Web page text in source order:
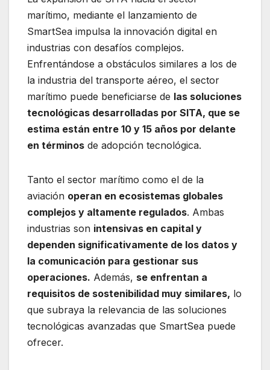
marítimo, mediante el lanzamiento de
SmartSea impulsa la innovación digital en
industrias con desafíos complejos.
Enfrentándose a obstáculos similares a los de
la industria del transporte aéreo, el sector
marítimo puede beneficiarse de las soluciones
tecnológicas desarrolladas por SITA, que se
estima están entre 10 y 15 años por delante
en términos de adopción tecnológica.
Tanto el sector marítimo como el de la
aviación operan en ecosistemas globales
complejos y altamente regulados. Ambas
industrias son intensivas en capital y
dependen significativamente de los datos y
la comunicación para gestionar sus
operaciones. Además, se enfrentan a
requisitos de sostenibilidad muy similares, lo
que subraya la relevancia de las soluciones
tecnológicas avanzadas que SmartSea puede
ofrecer.